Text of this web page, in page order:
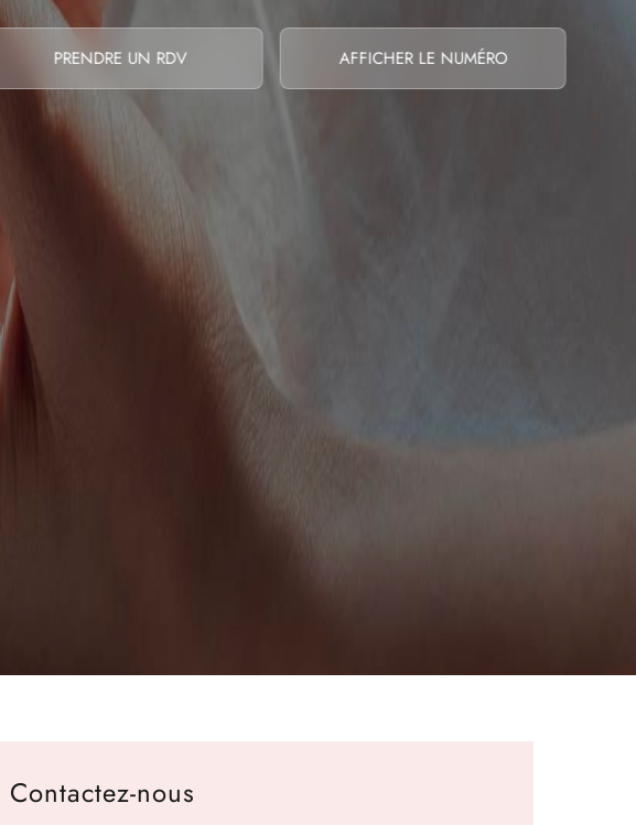
PRENDRE UN RDV AFFICHER LE NUMÉRO
Contactez-nous